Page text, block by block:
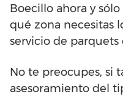
Boecillo ahora y
qué zona necesitas
servicio de parquets
No te preocupes, si
asesoramiento del